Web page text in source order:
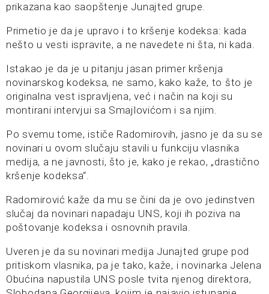
prikazana kao saopštenje Junajted grupe.
Primetio je da je upravo i to kršenje kodeksa: kada
nešto u vesti ispravite, a ne navedete ni šta, ni kada.
Istakao je da je u pitanju jasan primer kršenja
novinarskog kodeksa, ne samo, kako kaže, to što je
originalna vest ispravljena, već i način na koji su
montirani intervjui sa Smajlovićom i sa njim.
Po svemu tome, ističe Radomirovih, jasno je da su se
novinari u ovom slučaju stavili u funkciju vlasnika
medija, a ne javnosti, što je, kako je rekao, „drastično
kršenje kodeksa“.
Radomirović kaže da mu se čini da je ovo jedinstven
slučaj da novinari napadaju UNS, koji ih poziva na
poštovanje kodeksa i osnovnih pravila.
Uveren je da su novinari medija Junajted grupe pod
pritiskom vlasnika, pa je tako, kaže, i novinarka Jelena
Obućina napustila UNS posle tvita njenog direktora,